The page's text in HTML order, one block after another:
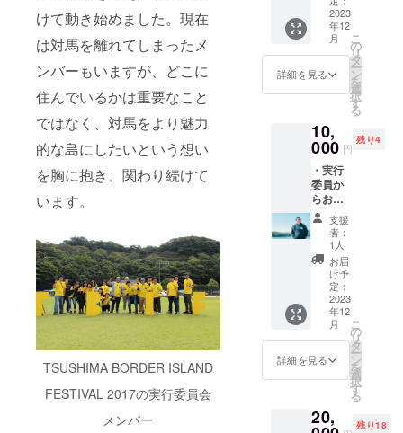
けて動き始めました。現在
は対馬を離れてしまったメ
ンバーもいますが、どこに
住んでいるかは重要なこと
ではなく、対馬をより魅力
的な島にしたいという想い
を胸に抱き、関わり続けて
います。
TSUSHIMA BORDER ISLAND
FESTIVAL 2017の実行委員会
メンバー
の方
は、備
考欄に
ご記入
くださ
加物等
の食品
表示
は、お
届けす
る商品
のラベ
ルに表
記され
ます。
開封前
に必ず
商品に
貼付さ
れたラ
ベルや
注意書
い。
を掲載
（※1）
・共同
実行委
員長の
小宮大
輔を2時
タルで
きる権
利「小
宮がみ
なさん
のため
になる2
時間を
ご提供
しま
す」 -
いつ何
を小宮
にして
もらい
たい
か、備
ださ
2023
年12
月
詳細を見る
こ
の
リ
タ
ー
ン
を
選
択
す
る
10,
000 円
残り4
・実行
委員か
らお礼
メッ
セージ
・公式
サイト
にユー
ザー名
を掲載
（※1）
・共同
実行委
員長の
新庄清
孝を2時
タルで
きる権
支援
者：
1人
お届
け予
定：
2023
年12
月
詳細を見る
こ
の
リ
タ
ー
ン
を
選
択
す
る
20, 残り18